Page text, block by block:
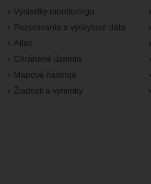
Výsledky monitoringu
Pozorovania a výskytové dáta
Atlas
Chránené územia
Mapové nástroje
Žiadosti a výnimky